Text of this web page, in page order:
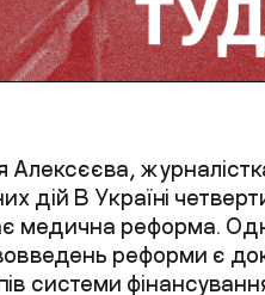
Алексєєва,
дій В Україні
медична реформа.
реформи є
системи